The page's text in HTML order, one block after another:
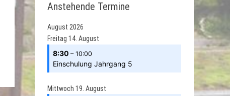
Anstehende Termine
August 2026
Freitag 14. August
8:30 – 10:00
Einschulung Jahrgang 5
Mittwoch 19. August